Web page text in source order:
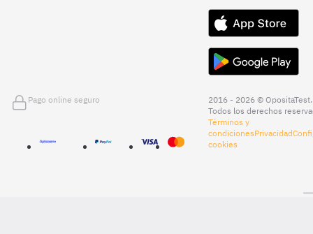
Pago online seguro
2016 - 2026 © OpositaTest.
Todos los derechos
Términos y
condicionesPrivacidad
cookies